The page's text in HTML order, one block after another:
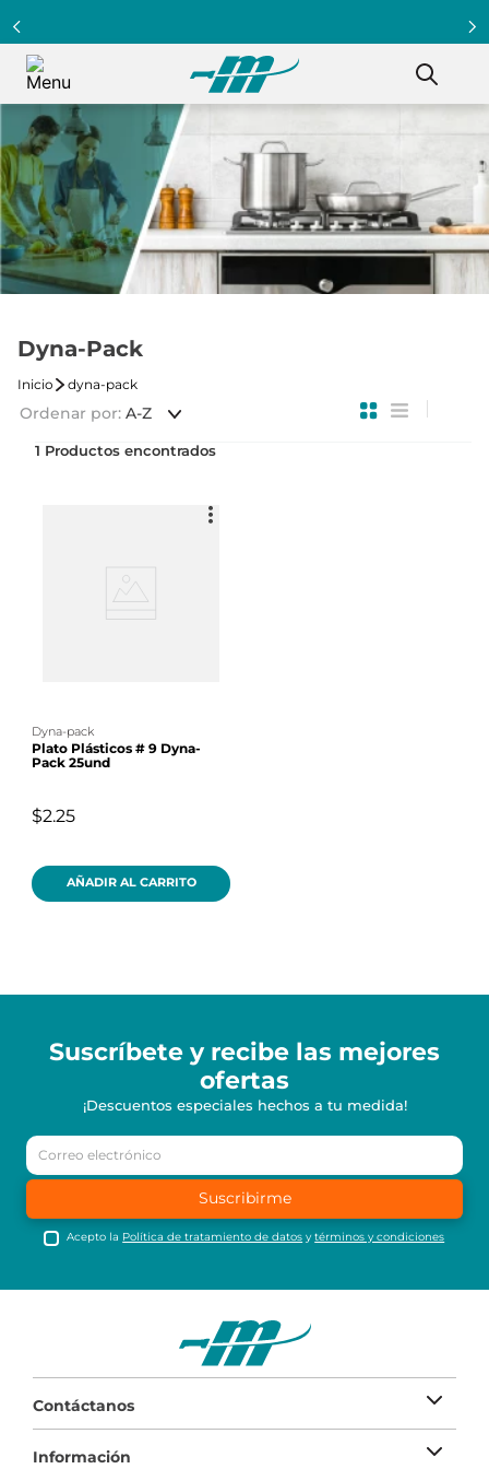
Dyna-Pack
dyna-pack
Ordenar por A-Z
1
dyna-pack
Plato Plásticos # 9 Dyna-
Pack 25und
$2.25
AÑADIR AL CARRITO
Suscríbete y recibe las mejores
ofertas
¡Descuentos especiales hechos a tu medida!
Suscribirme
Acepto la Política de tratamiento de datos ytérminos y condiciones
Contáctanos
Información